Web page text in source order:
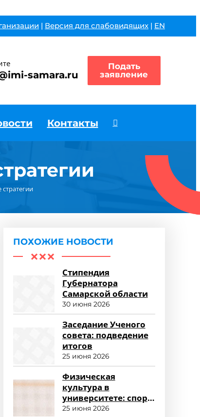
| Версия для слабовидящих | EN
samara.ru
Подать
заявление
Контакты
ПОХОЖИЕ НОВОСТИ
Стипендия
Губернатора
Самарской области
30 июня 2026
Заседание Ученого
совета: подведение
итогов
25 июня 2026
Физическая
культура в
университете: спорт
и здоровый образ
25 июня 2026